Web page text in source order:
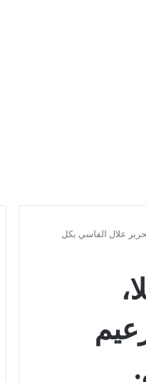
في تخليد الذكرى 48 لوفاة زعيم التحرير علال الفاسي بكل
لوفاة زعيم